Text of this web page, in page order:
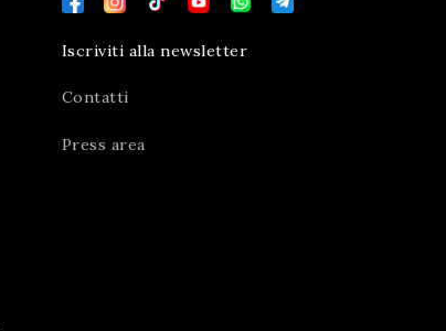
Iscriviti alla newsletter
Contatti
Press area